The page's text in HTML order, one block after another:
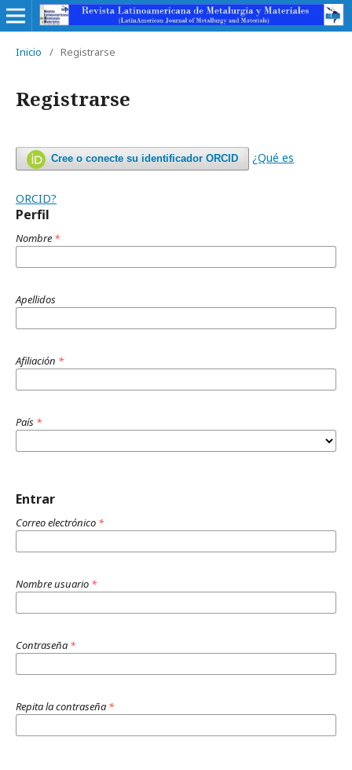
Inicio / Registrarse
Registrarse
Cree o conecte su identificador ORCID ¿Qué es
ORCID?
Perfil
Nombre *
Apellidos
Afiliación *
País *
Entrar
Correo electrónico *
Nombre usuario *
Contraseña *
Repita la contraseña *